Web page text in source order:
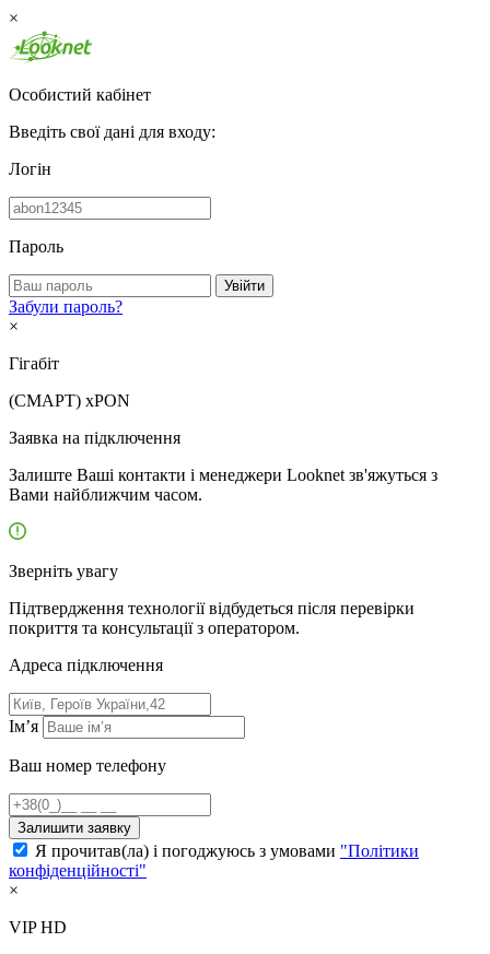
×
Особистий кабінет
Введіть свої дані для входу:
Логін
Пароль
Увійти
Забули пароль?
×
Гігабіт
(СМАРТ) xPON
Заявка на підключення
Залиште Ваші контакти і менеджери Looknet зв'яжуться з
Вами найближчим часом.
Зверніть увагу
Підтвердження технології відбудеться після перевірки
покриття та консультації з оператором.
Адресa підключення
Ім’я
Ваш номер телефону
Залишити заявку
Я прочитав(ла) і погоджуюсь з умовами "Політики
конфіденційності"
×
VIP HD